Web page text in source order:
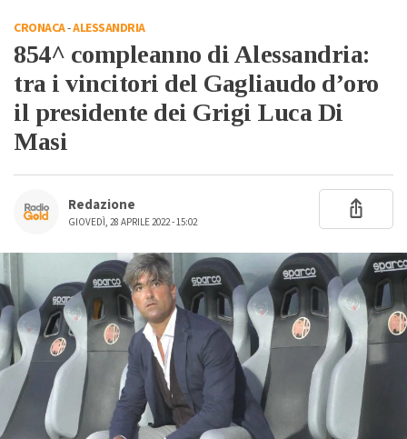
CRONACA-ALESSANDRIA
854^ compleanno di Alessandria:
tra i vincitori del Gagliaudo d’oro
il presidente dei Grigi Luca Di
Masi
Redazione
GIOVEDÌ, 28 APRILE 2022 - 15:02